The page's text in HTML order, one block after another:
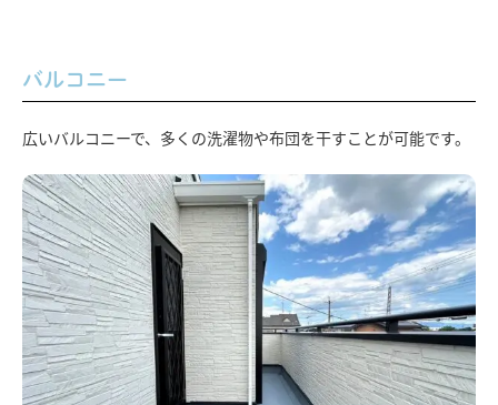
バルコニー
広いバルコニーで、多くの洗濯物や布団を干すことが可能です。